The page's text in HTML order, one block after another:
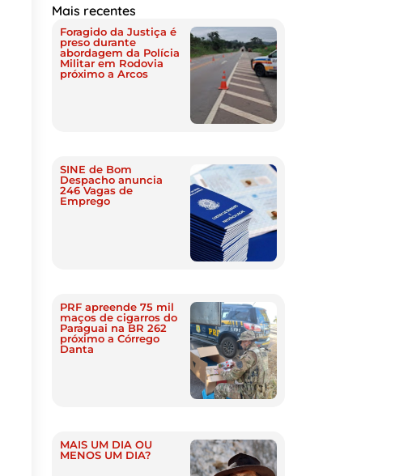
Mais recentes
Foragido da Justiça é
preso durante
abordagem da Polícia
Militar em Rodovia
próximo a Arcos
SINE de Bom
Despacho anuncia
246 Vagas de
Emprego
PRF apreende 75 mil
maços de cigarros do
Paraguai na BR 262
próximo a Córrego
Danta
MAIS UM DIA OU
MENOS UM DIA?